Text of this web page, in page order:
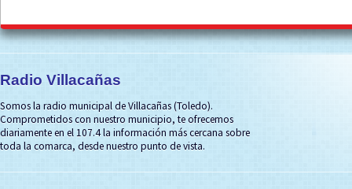
Radio Villacañas
Somos la radio municipal de Villacañas (Toledo).
Comprometidos con nuestro municipio, te ofrecemos
diariamente en el 107.4 la información más cercana sobre
toda la comarca, desde nuestro punto de vista.